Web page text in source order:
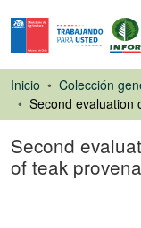
Inicio Colección
Second
of teak